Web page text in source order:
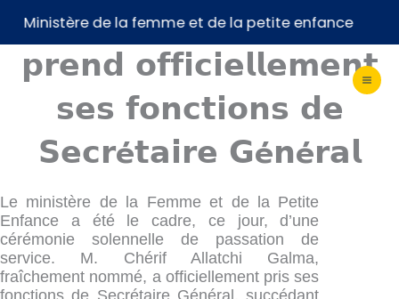
contenu
Ministère de la femme et de la petite enfance
𝗖𝗵é𝗿𝗶𝗳 𝗔𝗹𝗹𝗮𝘁𝗰𝗵𝗶 𝗚𝗮𝗹𝗺𝗮
𝗽𝗿𝗲𝗻𝗱 𝗼𝗳𝗳𝗶𝗰𝗶𝗲𝗹𝗹𝗲𝗺𝗲𝗻𝘁
𝘀𝗲𝘀 𝗳𝗼𝗻𝗰𝘁𝗶𝗼𝗻𝘀 𝗱𝗲
𝗦𝗲𝗰𝗿é𝘁𝗮𝗶𝗿𝗲 𝗚é𝗻é𝗿𝗮𝗹
Le ministère de la Femme et de la Petite
Enfance a été le cadre, ce jour, d’une
cérémonie solennelle de passation de
service. M. Chérif Allatchi Galma,
fraîchement nommé, a officiellement pris ses
fonctions de Secrétaire Général, succédant